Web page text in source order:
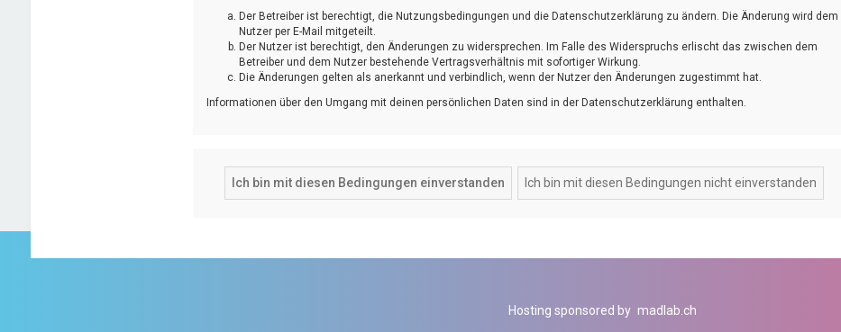
Der Betreiber ist berechtigt, die Nutzungsbedingungen und die Datenschutzerklärung zu ändern. Die Änderung wird dem
Nutzer per E-Mail mitgeteilt.
Der Nutzer ist berechtigt, den Änderungen zu widersprechen. Im Falle des Widerspruchs erlischt das zwischen dem
Betreiber und dem Nutzer bestehende Vertragsverhältnis mit sofortiger Wirkung.
Die Änderungen gelten als anerkannt und verbindlich, wenn der Nutzer den Änderungen zugestimmt hat.
Informationen über den Umgang mit deinen persönlichen Daten sind in der Datenschutzerklärung enthalten.
Hosting sponsored by madlab.ch